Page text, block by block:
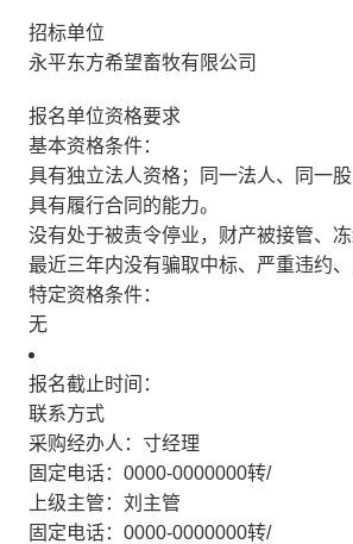
招标单位
永平东方希望畜牧有限公司
报名单位资格要求
基本资格条件：
具有独立法人资格；同一法人、同一
具有履行合同的能力。
没有处于被责令停业，财产被接管、冻
最近三年内没有骗取中标、严重违约
特定资格条件：
无
报名截止时间：
联系方式
采购经办人：寸经理
固定电话：0000-0000000转/
上级主管：刘主管
固定电话：0000-0000000转/